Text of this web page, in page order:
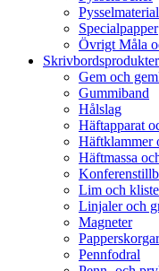
Pysselmaterial
Specialpapper
Övrigt Måla
Skrivbordsprodukter
Gem och
Gummiband
Hålslag
Häftapparat
Häftklammer
Häftmassa
Lim och
Linjaler och
Magneter
Papperskorgar
Pennfodral